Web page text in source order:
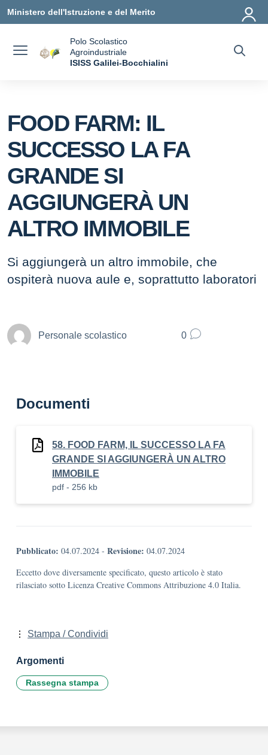
Ministero dell'Istruzione e del Merito
Polo Scolastico
Agroindustriale
ISISS Galilei-Bocchialini
FOOD FARM: IL
SUCCESSO LA FA
GRANDE SI
AGGIUNGERÀ UN
ALTRO IMMOBILE
Si aggiungerà un altro immobile, che
ospiterà nuova aule e, soprattutto laboratori
Personale scolastico 0
Documenti
58. FOOD FARM, IL SUCCESSO LA FA
GRANDE SI AGGIUNGERÀ UN ALTRO
IMMOBILE
pdf - 256 kb
Pubblicato: 04.07.2024 - Revisione: 04.07.2024
Eccetto dove diversamente specificato, questo articolo è stato
rilasciato sotto Licenza Creative Commons Attribuzione 4.0 Italia.
Stampa / Condividi
Argomenti
Rassegna stampa